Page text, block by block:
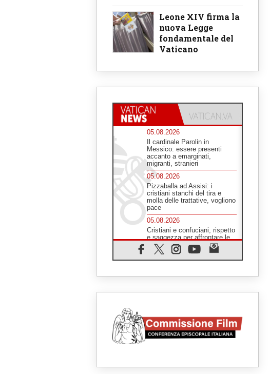
Leone XIV firma la
nuova Legge
fondamentale del
Vaticano
05.08.2026
Il cardinale Parolin in
Messico: essere presenti
accanto a emarginati,
migranti, stranieri
05.08.2026
Pizzaballa ad Assisi: i
cristiani stanchi del tira e
molla delle trattative, vogliono
pace
05.08.2026
Cristiani e confuciani, rispetto
e saggezza per affrontare le
"sfide urgenti" di oggi
Makrickas: la grazia di Dio
05.08.2026
vogliamo cose grandi"
05.08.2026
Parolin ai preti del Guatemala:
05.08.2026